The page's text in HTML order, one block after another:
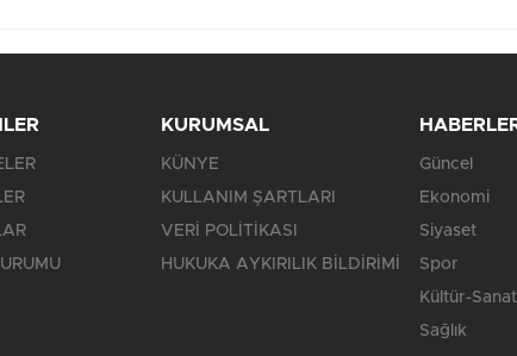
KURUMSAL
KÜNYE
KULLANIM ŞARTLARI
VERİ POLİTİKASI
HUKUKA AYKIRILIK BİLDİRİMİ
Güncel
Ekonomi
Siyaset
Spor
Kültür-Sanat
Sağlık